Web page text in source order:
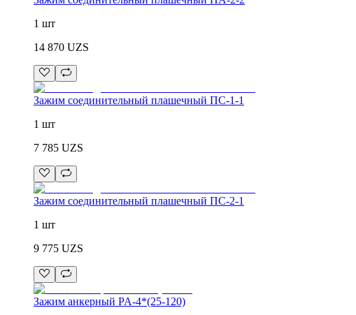
1 шт
14 870 UZS
Зажим соединительный плашечный ПС-1-1
1 шт
7 785 UZS
Зажим соединительный плашечный ПС-2-1
1 шт
9 775 UZS
Зажим анкерный PA-4*(25-120)